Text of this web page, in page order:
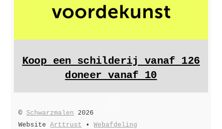
Koop een schilderij vanaf 126
doneer vanaf 10
©Schwarzmalen 2026
WebsiteArttrust •Webafdeling